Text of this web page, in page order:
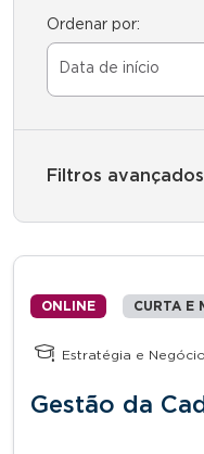
Ordenar por:
Filtros
ONLINE CURTA E
Estratégia e
Gestão da